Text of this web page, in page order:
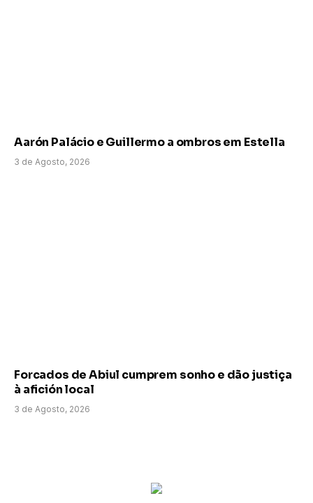
Aarón Palácio e Guillermo a ombros em Estella
3 de Agosto, 2026
Forcados de Abiul cumprem sonho e dão justiça
à afición local
3 de Agosto, 2026